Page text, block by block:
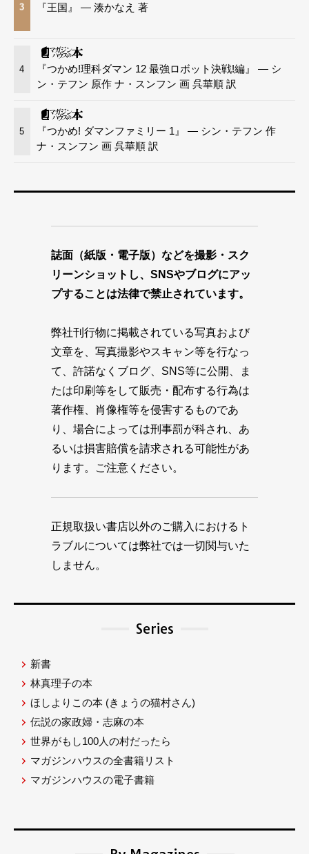
3 『王国』 — 湊かなえ 著
4
『つかめ!理科ダマン 12 最強ロボット決戦!編』 — シ
ン・テフン 原作 ナ・スンフン 画 呉華順 訳
5
『つかめ! ダマンファミリー 1』 — シン・テフン 作
ナ・スンフン 画 呉華順 訳
誌面（紙版・電子版）などを撮影・スク
リーンショットし、SNSやブログにアッ
プすることは法律で禁止されています。
弊社刊行物に掲載されている写真および
文章を、写真撮影やスキャン等を行なっ
て、許諾なくブログ、SNS等に公開、ま
たは印刷等をして販売・配布する行為は
著作権、肖像権等を侵害するものであ
り、場合によっては刑事罰が科され、あ
るいは損害賠償を請求される可能性があ
ります。ご注意ください。
正規取扱い書店以外のご購入におけるト
ラブルについては弊社では一切関与いた
しません。
Series
新書
林真理子の本
ほしよりこの本 (きょうの猫村さん)
伝説の家政婦・志麻の本
世界がもし100人の村だったら
マガジンハウスの全書籍リスト
マガジンハウスの電子書籍